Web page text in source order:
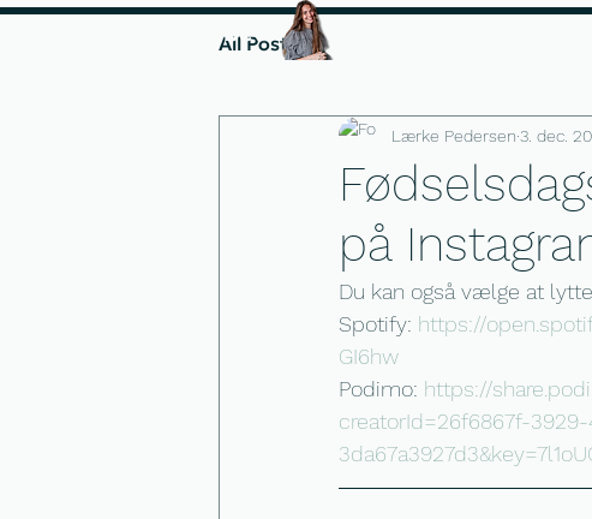
Instagramforløbet
All Posts
på
Lærke Pedersen 3. dec.
Du kan også vælge at
Spotify: https://
GI6hw
Podimo: https://
creatorId=26f6867f-